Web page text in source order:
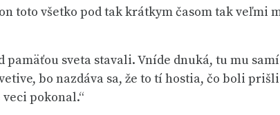
toto všetko pod tak krátkym časom tak veľmi
pamäťou sveta stavali. Vníde dnuká, tu mu samí
bo nazdáva sa, že to tí hostia, čo boli
veci pokonal.“